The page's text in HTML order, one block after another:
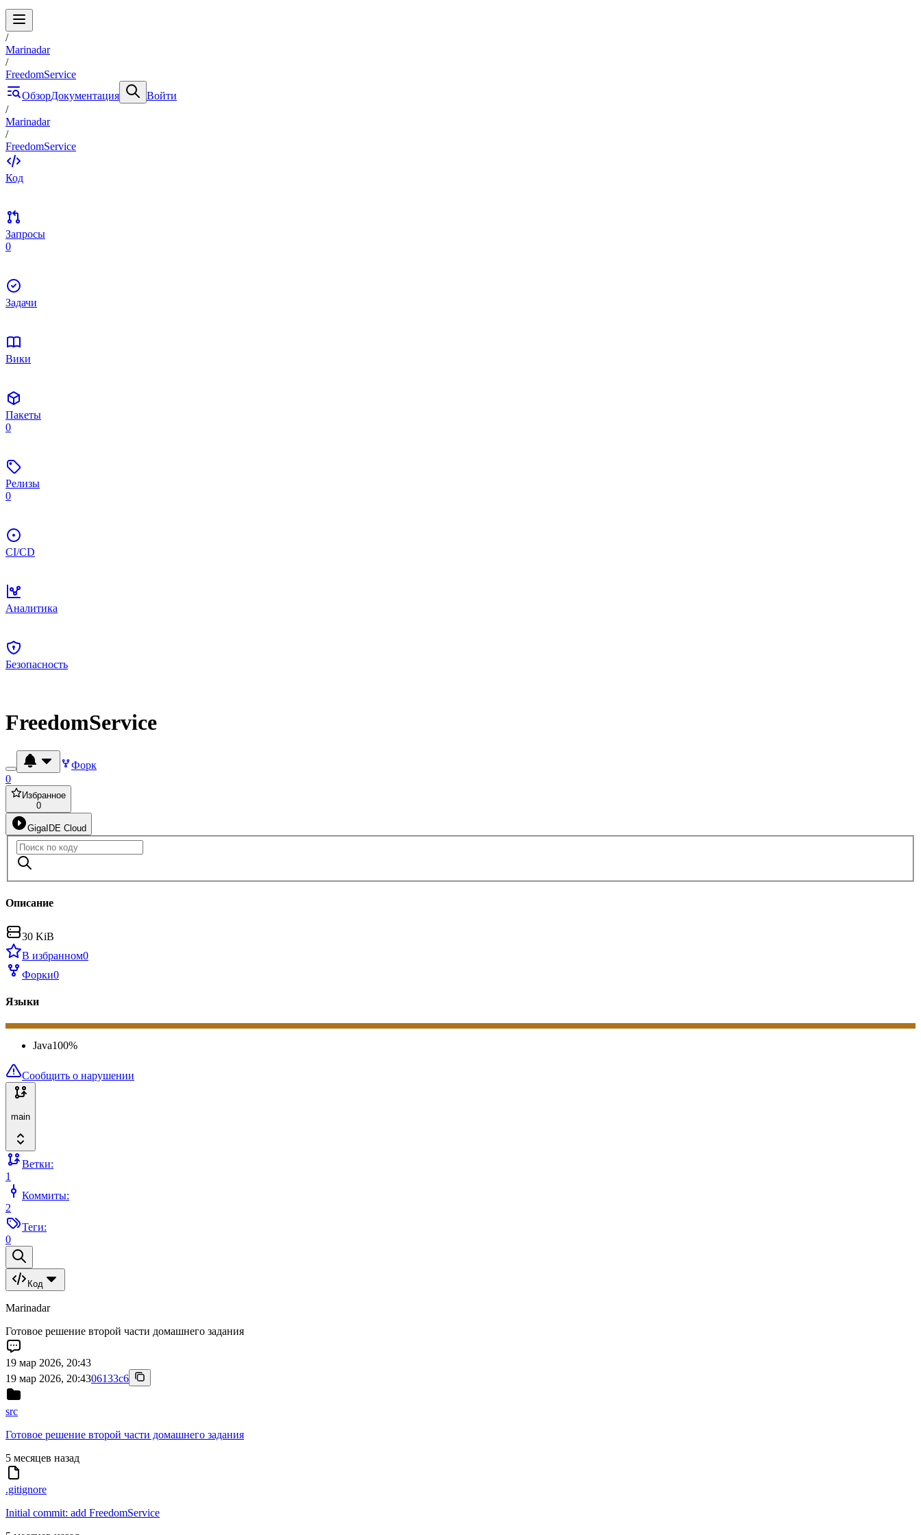
/
Marinadar
/
FreedomService
ОбзорДокументация
Войти
/
Marinadar
/
FreedomService
Код
Запросы
0
Задачи
Вики
Пакеты
0
Релизы
0
CI/CD
Аналитика
Безопасность
FreedomService
Форк
0
Избранное
0
GigaIDE Cloud
Описание
30 KiB
В избранном0
Форки0
Языки
Java100%
Сообщить о нарушении
main
Ветки:
1
Коммиты:
2
Теги:
0
Код
Marinadar
Готовое решение второй части домашнего задания
19 мар 2026, 20:43
19 мар 2026, 20:4306133c6
src
Готовое решение второй части домашнего задания
5 месяцев назад
.gitignore
Initial commit: add FreedomService